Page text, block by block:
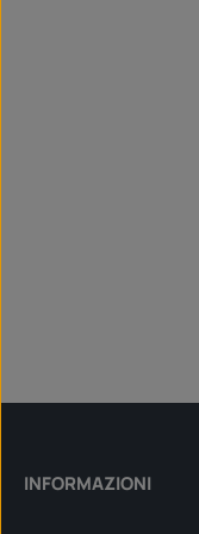
INFORMAZIONI